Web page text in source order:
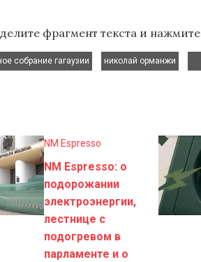
фрагмент текста и нажмите
собрание гагаузии
николай орманжи
NM Espresso
NM Espresso: о
подорожании
электроэнергии,
лестнице с
подогревом в
парламенте и о